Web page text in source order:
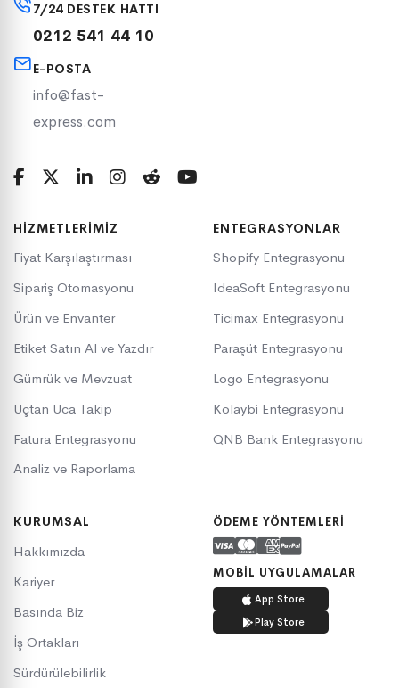
7/24 DESTEK HATTI
0212 541 44 10
E-POSTA
info@fast-
express.com
HIZMETLERIMIZ
Fiyat Karşılaştırması
Sipariş Otomasyonu
Ürün ve Envanter
Etiket Satın Al ve Yazdır
Gümrük ve Mevzuat
Uçtan Uca Takip
Fatura Entegrasyonu
Analiz ve Raporlama
ENTEGRASYONLAR
Shopify Entegrasyonu
IdeaSoft Entegrasyonu
Ticimax Entegrasyonu
Paraşüt Entegrasyonu
Logo Entegrasyonu
Kolaybi Entegrasyonu
QNB Bank Entegrasyonu
KURUMSAL
Hakkımızda
Kariyer
Basında Biz
İş Ortakları
Sürdürülebilirlik
ÖDEME YÖNTEMLERI
MOBIL UYGULAMALAR
App Store
Play Store